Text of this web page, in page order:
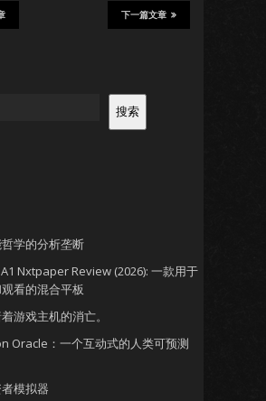
下一篇文章
搜索
学的分析垄断
Nxtpaper Review (2026): 一款用于
看的混合平板
游戏主机的消亡。
Oracle：一个互动式的人类可预测
模拟器